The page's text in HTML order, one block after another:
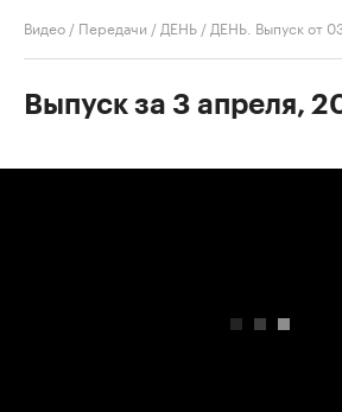
Видео / Передачи / ДЕНЬ / ДЕНЬ. Выпуск от
Выпуск за 3 апреля,